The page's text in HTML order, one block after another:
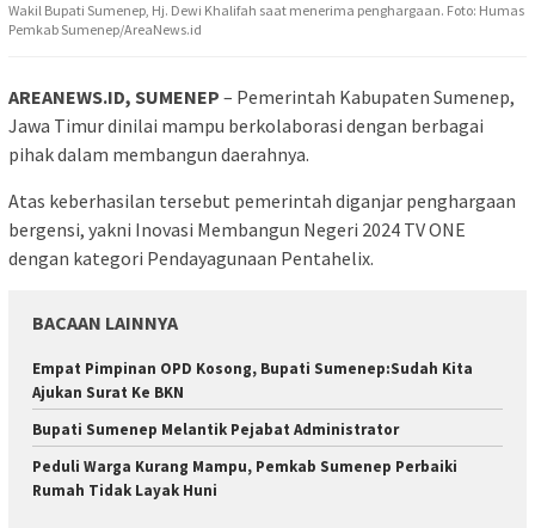
Wakil Bupati Sumenep, Hj. Dewi Khalifah saat menerima penghargaan. Foto: Humas
Pemkab Sumenep/AreaNews.id
AREANEWS.ID, SUMENEP – Pemerintah Kabupaten Sumenep,
Jawa Timur dinilai mampu berkolaborasi dengan berbagai
pihak dalam membangun daerahnya.
Atas keberhasilan tersebut pemerintah diganjar penghargaan
bergensi, yakni Inovasi Membangun Negeri 2024 TV ONE
dengan kategori Pendayagunaan Pentahelix.
BACAAN LAINNYA
Empat Pimpinan OPD Kosong, Bupati Sumenep:Sudah Kita
Ajukan Surat Ke BKN
Bupati Sumenep Melantik Pejabat Administrator
Peduli Warga Kurang Mampu, Pemkab Sumenep Perbaiki
Rumah Tidak Layak Huni